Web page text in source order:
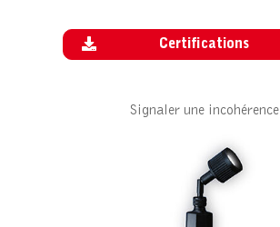
Certifications
Signaler une incohérence